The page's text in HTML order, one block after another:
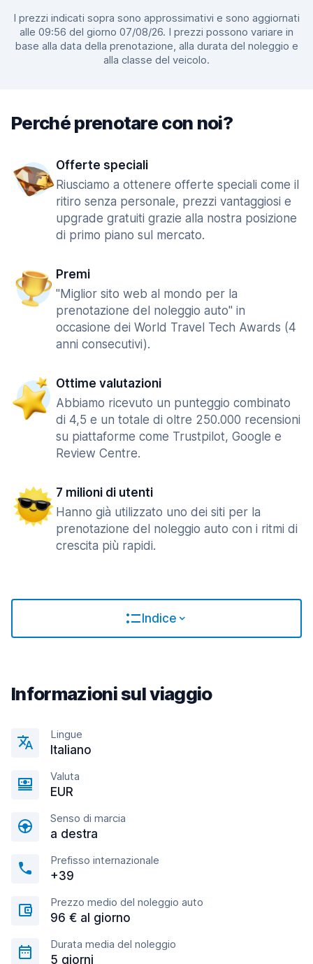
I prezzi indicati sopra sono approssimativi e sono aggiornati
alle 09:56 del giorno 07/08/26. I prezzi possono variare in
base alla data della prenotazione, alla durata del noleggio e
alla classe del veicolo.
Perché prenotare con noi?
Offerte speciali
Riusciamo a ottenere offerte speciali come il
ritiro senza personale, prezzi vantaggiosi e
upgrade gratuiti grazie alla nostra posizione
di primo piano sul mercato.
Premi
"Miglior sito web al mondo per la
prenotazione del noleggio auto" in
occasione dei World Travel Tech Awards (4
anni consecutivi).
Ottime valutazioni
Abbiamo ricevuto un punteggio combinato
di 4,5 e un totale di oltre 250.000 recensioni
su piattaforme come Trustpilot, Google e
Review Centre.
7 milioni di utenti
Hanno già utilizzato uno dei siti per la
prenotazione del noleggio auto con i ritmi di
crescita più rapidi.
Indice
Informazioni sul viaggio
Lingue
Italiano
Valuta
EUR
Senso di marcia
a destra
Prefisso internazionale
+39
Prezzo medio del noleggio auto
96 € al giorno
Durata media del noleggio
5 giorni